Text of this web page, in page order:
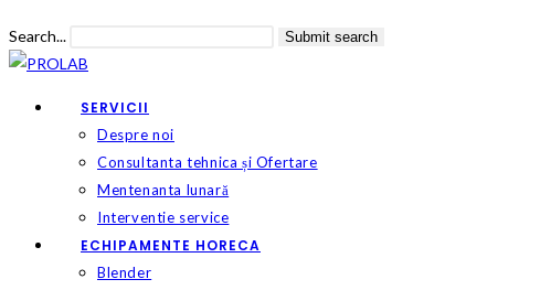
Search... Submit search
SERVICII
Despre noi
Consultanta tehnica și Ofertare
Mentenanta lunară
Interventie service
ECHIPAMENTE HORECA
Blender